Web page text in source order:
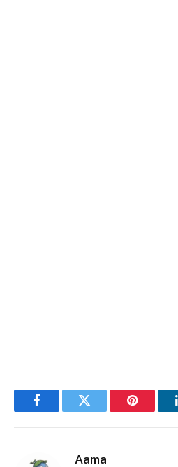
FacebookTwitter Pinterest
Aama